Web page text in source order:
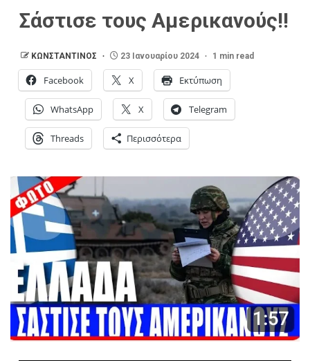
Σάστισε τους Αμερικανούς!!
ΚΩΝΣΤΑΝΤΙΝΟΣ 23 Ιανουαρίου 2024 1 min read
Facebook X Εκτύπωση
WhatsApp X Telegram
Threads Περισσότερα